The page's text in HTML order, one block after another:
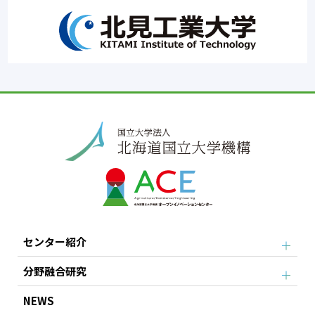
センター紹介
分野融合研究
NEWS